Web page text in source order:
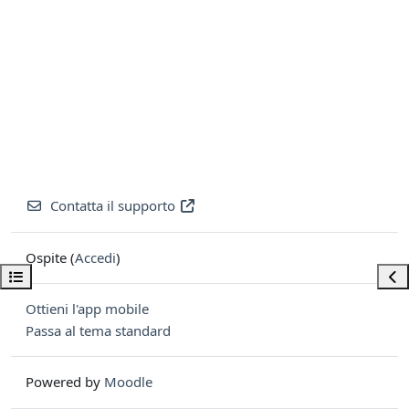
Apri indice del corso
Contatta il supporto
Ospite (Accedi)
Ottieni l'app mobile
Passa al tema standard
Powered by Moodle